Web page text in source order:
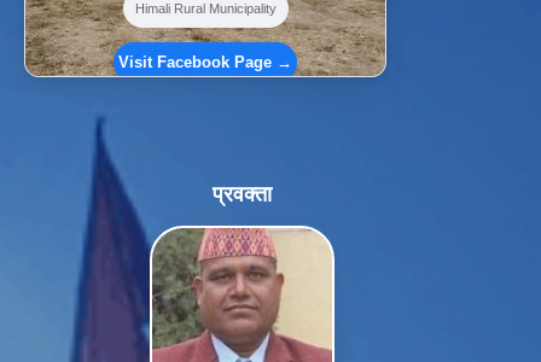
Himali Rural Municipality
Visit Facebook Page →
प्रवक्ता